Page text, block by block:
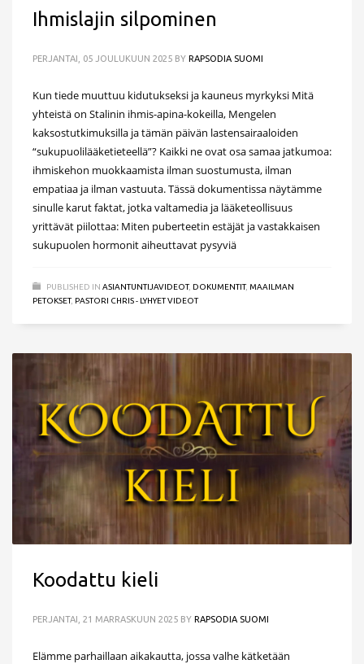
Ihmislajin silpominen
PERJANTAI, 05 JOULUKUUN 2025 BY RAPSODIA SUOMI
Kun tiede muuttuu kidutukseksi ja kauneus myrkyksi Mitä
yhteistä on Stalinin ihmis-apina-kokeilla, Mengelen
kaksostutkimuksilla ja tämän päivän lastensairaaloiden
“sukupuolilääketieteellä”? Kaikki ne ovat osa samaa jatkumoa:
ihmiskehon muokkaamista ilman suostumusta, ilman
empatiaa ja ilman vastuuta. Tässä dokumentissa näytämme
sinulle karut faktat, jotka valtamedia ja lääketeollisuus
yrittävät piilottaa: Miten puberteetin estäjät ja vastakkaisen
sukupuolen hormonit aiheuttavat pysyviä
PUBLISHED IN ASIANTUNTIJAVIDEOT, DOKUMENTIT, MAAILMAN
PETOKSET, PASTORI CHRIS - LYHYET VIDEOT
Koodattu kieli
PERJANTAI, 21 MARRASKUUN 2025 BY RAPSODIA SUOMI
Elämme parhaillaan aikakautta, jossa valhe kätketään